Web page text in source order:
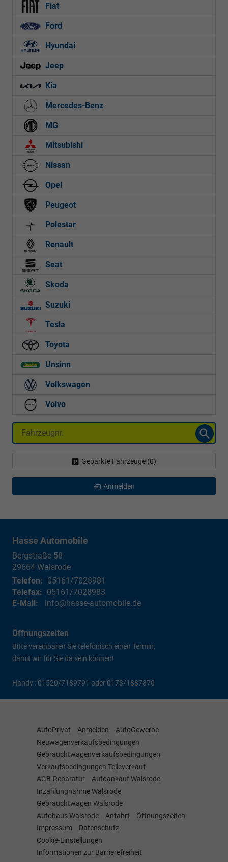
Fiat
Ford
Hyundai
Jeep
Kia
Mercedes-Benz
MG
Mitsubishi
Nissan
Opel
Peugeot
Polestar
Renault
Seat
Skoda
Suzuki
Tesla
Toyota
Unsinn
Volkswagen
Volvo
Fahrzeugnr.
Geparkte Fahrzeuge (0)
Anmelden
Hasse Automobile
Bergstraße 58
29664 Walsrode
Telefon: 05161/7028981
Telefax: 05161/7028983
E-Mail:
info@hasse-automobile.de
Öffnungszeiten
Bitte vereinbaren Sie telefonisch einen Termin,
damit wir für Sie da sein können!
Handy : 01520/7189791 oder 0173/1887870
AutoPrivat Anmelden
AutoGewerbe
Neuwagenverkaufsbedingungen
Gebrauchtwagenverkaufsbedingungen
Verkaufsbedingungen Teileverkauf
AGB-Reparatur
Autoankauf Walsrode
Inzahlungnahme Walsrode
Gebrauchtwagen Walsrode
Autohaus Walsrode
Anfahrt
Öffnungszeiten
Impressum
Datenschutz
Cookie-Einstellungen
Informationen zur Barrierefreiheit